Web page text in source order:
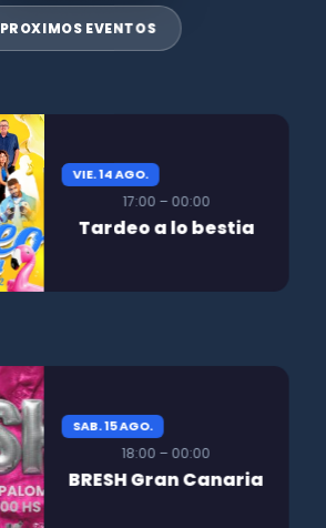
PROXIMOS EVENTOS
VIE. 14 AGO.
17:00 – 00:00
Tardeo a lo bestia
SAB. 15 AGO.
18:00 – 00:00
BRESH Gran Canaria